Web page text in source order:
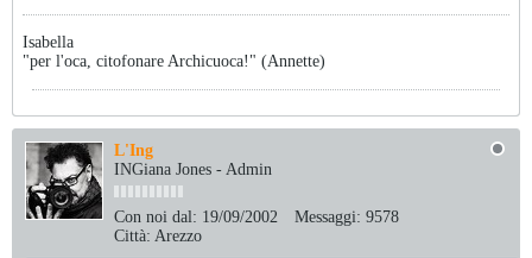
Isabella
"per l'oca, citofonare Archicuoca!" (Annette)
L'Ing
INGiana Jones - Admin
Con noi dal: 19/09/2002 Messaggi: 9578
Città: Arezzo